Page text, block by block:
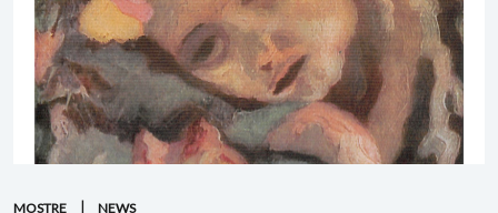
MOSTRE NEWS